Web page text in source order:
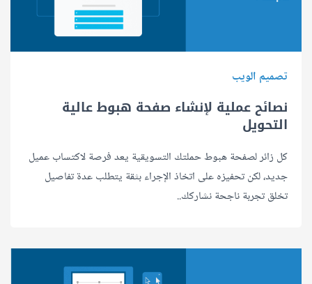
تصميم الويب
نصائح عملية لإنشاء صفحة هبوط عالية
التحويل
كل زائر لصفحة هبوط حملتك التسويقية يعد فرصة لاكتساب عميل
جديد، لكن تحفيزه على اتخاذ الإجراء بثقة يتطلب عدة تفاصيل
تخلق تجربة ناجحة نشاركك..